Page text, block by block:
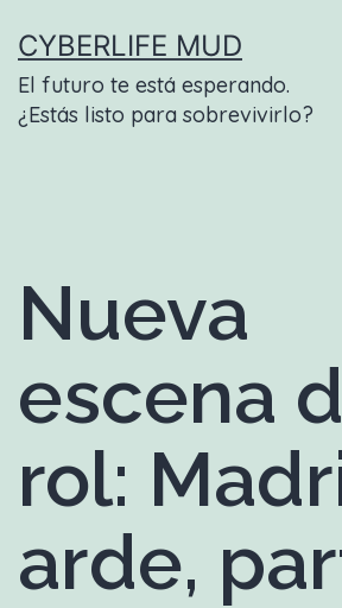
contenido
CYBERLIFE MUD
El futuro te está esperando.
¿Estás listo para sobrevivirlo?
Nueva
escena
rol:
arde,